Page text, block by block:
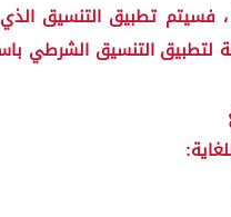
وإذا كانت هذه القيمة أصغر من 1000 ،
لتطبيق التنسيق الشرطي